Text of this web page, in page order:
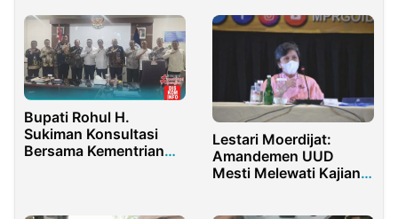
Asusila
Bupati Rohul H.
Sukiman Konsultasi
Bersama Kementrian
Lestari Moerdijat:
Amandemen UUD
Mesti Melewati Kajian